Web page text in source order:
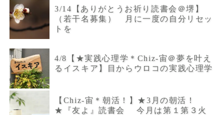
3/14【ありがとうお祈り読書会＠堺】
（若干名募集） 月に一度の自分リセッ
トを
4/8【★実践心理学＊Chiz-宙＠夢を叶え
るイスキア】目からウロコの実践心理学
【Chiz-宙＊朝活！】★3月の朝活！
★『友よ』読書会 今月は第１第３火